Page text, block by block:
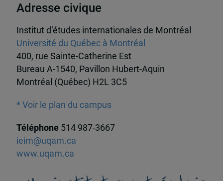
Adresse civique
Institut d’études internationales de Montréal
Université du Québec à Montréal
400, rue Sainte-Catherine Est
Bureau A-1540, Pavillon Hubert-Aquin
Montréal (Québec) H2L 3C5
* Voir le plan du campus
Téléphone 514 987-3667
ieim@uqam.ca
www.uqam.ca